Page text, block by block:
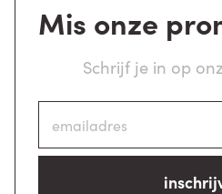
Mis onze
Schrijf je in op